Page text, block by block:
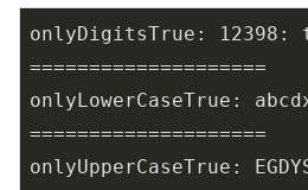
onlyDigitsTrue: 12398:
====================
onlyLowerCaseTrue:
====================
onlyUpperCaseTrue: